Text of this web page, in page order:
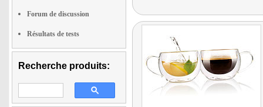
Forum de discussion
Résultats de tests
Recherche produits: